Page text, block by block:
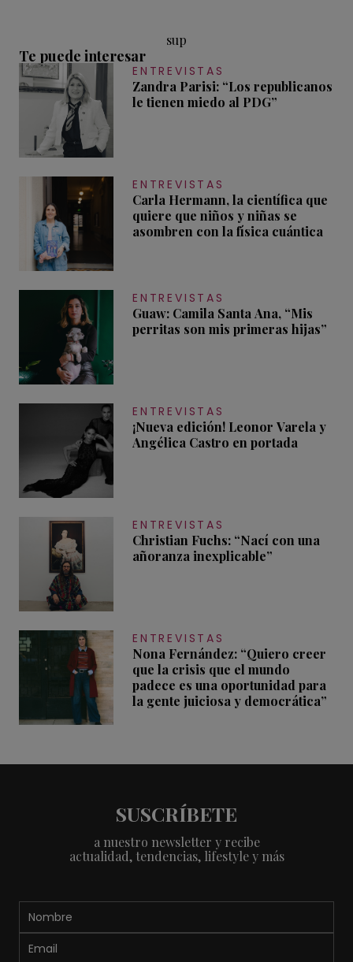
sup
Te puede interesar
ENTREVISTAS
Zandra Parisi: “Los republicanos
le tienen miedo al PDG”
ENTREVISTAS
Carla Hermann, la científica que
quiere que niños y niñas se
asombren con la física cuántica
ENTREVISTAS
Guaw: Camila Santa Ana, “Mis
perritas son mis primeras hijas”
ENTREVISTAS
¡Nueva edición! Leonor Varela y
Angélica Castro en portada
ENTREVISTAS
Christian Fuchs: “Nací con una
añoranza inexplicable”
ENTREVISTAS
Nona Fernández: “Quiero creer
que la crisis que el mundo
padece es una oportunidad para
la gente juiciosa y democrática”
SUSCRÍBETE
a nuestro newsletter y recibe
actualidad, tendencias, lifestyle y más